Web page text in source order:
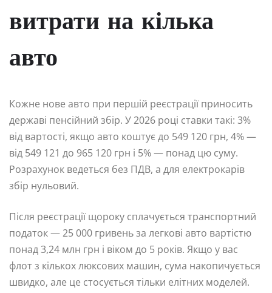
витрати на кілька
авто
Кожне нове авто при першій реєстрації приносить
державі пенсійний збір. У 2026 році ставки такі: 3%
від вартості, якщо авто коштує до 549 120 грн, 4% —
від 549 121 до 965 120 грн і 5% — понад цю суму.
Розрахунок ведеться без ПДВ, а для електрокарів
збір нульовий.
Після реєстрації щороку сплачується транспортний
податок — 25 000 гривень за легкові авто вартістю
понад 3,24 млн грн і віком до 5 років. Якщо у вас
флот з кількох люксових машин, сума накопичується
швидко, але це стосується тільки елітних моделей.